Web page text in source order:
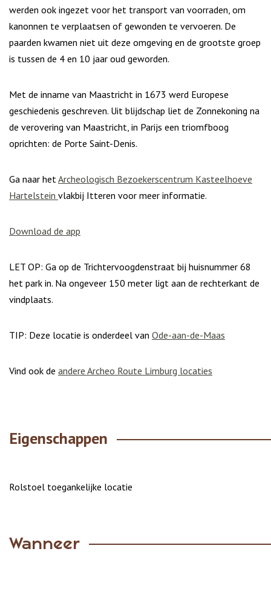
werden ook ingezet voor het transport van voorraden, om
kanonnen te verplaatsen of gewonden te vervoeren. De
paarden kwamen niet uit deze omgeving en de grootste groep
is tussen de 4 en 10 jaar oud geworden.
Met de inname van Maastricht in 1673 werd Europese
geschiedenis geschreven. Uit blijdschap liet de Zonnekoning na
de verovering van Maastricht, in Parijs een triomfboog
oprichten: de Porte Saint-Denis.
Ga naar hetArcheologisch Bezoekerscentrum Kasteelhoeve
Hartelstein vlakbij Itteren voor meer informatie.
Download de app
LET OP: Ga op de Trichtervoogdenstraat bij huisnummer 68
het park in. Na ongeveer 150 meter ligt aan de rechterkant de
vindplaats.
TIP: Deze locatie is onderdeel van Ode-aan-de-Maas
Vind ook de andere Archeo Route Limburg locaties
Eigenschappen
Rolstoel toegankelijke locatie
Wanneer